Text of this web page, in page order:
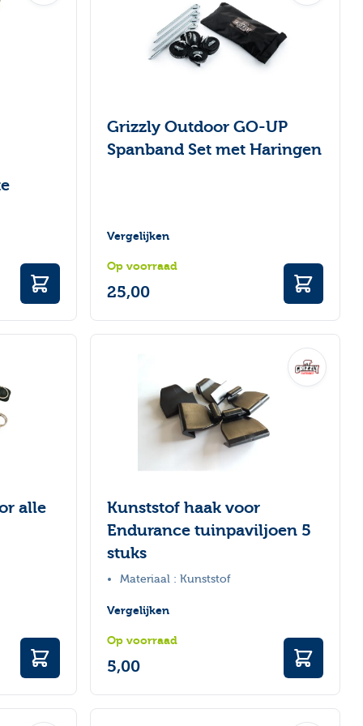
Grizzly Outdoor GO-UP
Spanband Set met Haringen
Vergelijken
Op voorraad
25,00
alle
Kunststof haak voor
Endurance tuinpaviljoen 5
stuks
Materiaal : Kunststof
Vergelijken
Op voorraad
5,00